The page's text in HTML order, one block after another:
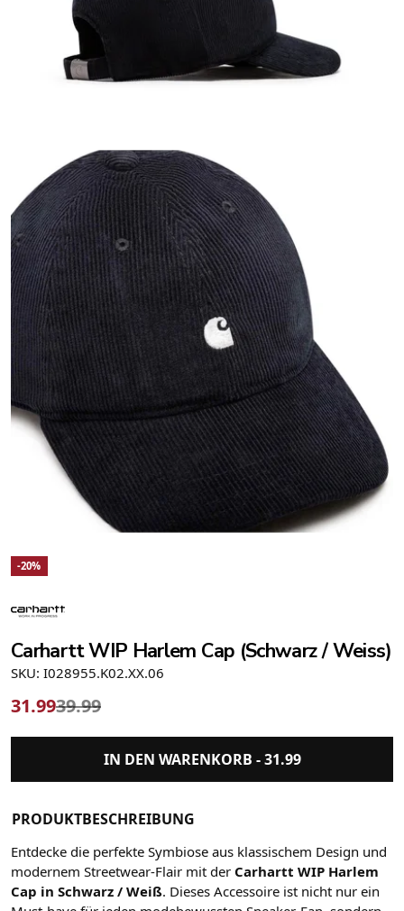
-20%
Carhartt WIP Harlem Cap (Schwarz / Weiss)
SKU: I028955.K02.XX.06
31.9939.99
IN DEN WARENKORB -31.99
PRODUKTBESCHREIBUNG
Entdecke die perfekte Symbiose aus klassischem Design und
modernem Streetwear-Flair mit der Carhartt WIP Harlem
Cap in Schwarz / Weiß. Dieses Accessoire ist nicht nur ein